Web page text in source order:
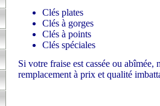
Clés plates
Clés à gorges
Clés à points
Clés spéciales
Si votre fraise est cassée ou
remplacement à prix et qualité